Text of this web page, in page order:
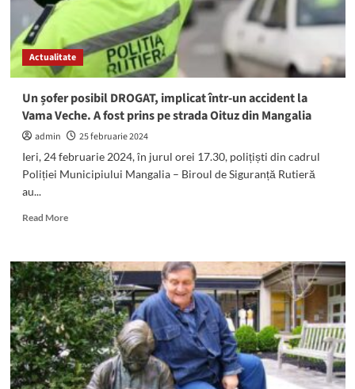
proiectul
”PNRR:
Fonduri
pentru
modernă
și
reformată!”
Actualitate
Un șofer posibil DROGAT, implicat într-un accident la
Vama Veche. A fost prins pe strada Oituz din Mangalia
admin
25 februarie 2024
Ieri, 24 februarie 2024, în jurul orei 17.30, polițiști din cadrul
Poliției Municipiului Mangalia – Biroul de Siguranță Rutieră
au...
Read MoreRead
Un
șofer
posibil
DROGAT,
implicat
într-
un
accident
la